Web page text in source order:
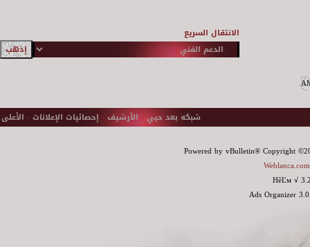
الانتقال السريع
.
شبكه بعد حيي- الأرشيف - إحصائيات الإعلانات - الأعلى
Powered by vBulletin® Copyright
Weblanca.com
HêĽм √
Ads Organizer